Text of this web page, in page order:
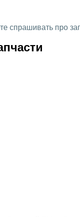
спрашивать про